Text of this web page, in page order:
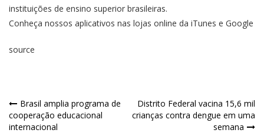
instituições de ensino superior brasileiras.
Conheça nossos aplicativos nas lojas online da iTunes e Google
source
Brasil amplia programa de
cooperação educacional
internacional
Distrito Federal vacina 15,6 mil
crianças contra dengue em uma
semana